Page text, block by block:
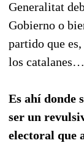
Generalitat
Gobierno o
partido que
los catalanes…
Es ahí donde
ser un
electoral que